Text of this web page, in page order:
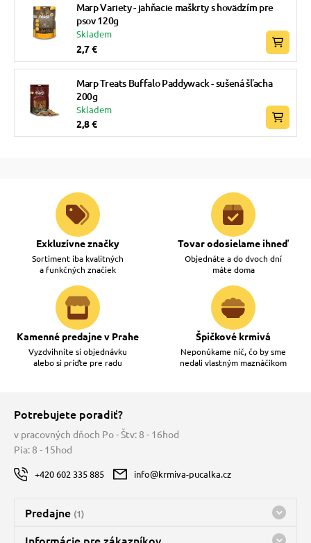
Marp Variety - jahňacie maškrty s hovädzím pre
psov 120g
Skladem
2,7 €
Marp Treats Buffalo Paddywack - sušená šľacha
200g
Skladem
2,8 €
Exkluzívne značky
Sortiment iba kvalitných
a funkčných značiek
Tovar odosielame ihneď
Objednáte a do dvoch dní
máte doma
Kamenné predajne v Prahe
Vyzdvihnite si objednávku
alebo si príďte pre radu
Špičkové krmivá
Neponúkame nič, čo by sme
nedali vlastným maznáčikom
Potrebujete poradiť?
v pracovných dňoch Po - Štv: 8 - 16hod
Pia: 8 - 15hod
+420 602 335 885 info@krmiva-pucalka.cz
Predajne (1)
Predajňa a sklad Kbely